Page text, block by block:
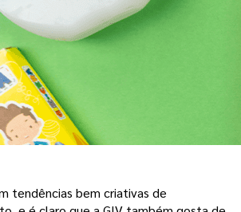
tendências bem criativas de